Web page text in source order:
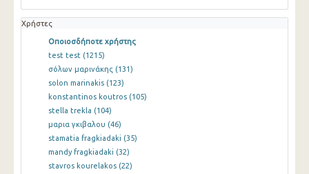
Χρήστες
Οποιοσδήποτε χρήστης
test test (1215)
σόλων μαρινάκης (131)
solon marinakis (123)
konstantinos koutros (105)
stella trekla (104)
μαρια γκιβαλου (46)
stamatia fragkiadaki (35)
mandy fragkiadaki (32)
stavros kourelakos (22)